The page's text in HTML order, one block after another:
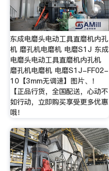
东成电磨头电动工具直磨机内孔
机 磨孔机电磨机 电磨S1J 东成
电磨头电动工具直磨机内孔机
磨孔机电磨机 电磨S1J-FF02-
10【3mm无调速】图片、！
【正品行货，全国配送，心动不
如行动，立即购买享受更多优惠
哦！